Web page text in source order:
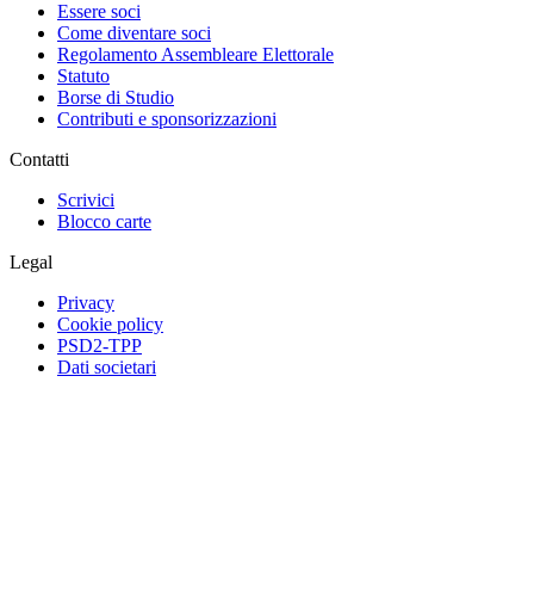
Essere soci
Come diventare soci
Regolamento Assembleare Elettorale
Statuto
Borse di Studio
Contributi e sponsorizzazioni
Contatti
Scrivici
Blocco carte
Legal
Privacy
Cookie policy
PSD2-TPP
Dati societari